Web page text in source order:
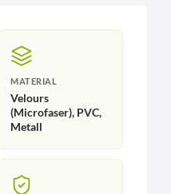
MATERIAL
Velours
(Microfaser), PVC,
Metall